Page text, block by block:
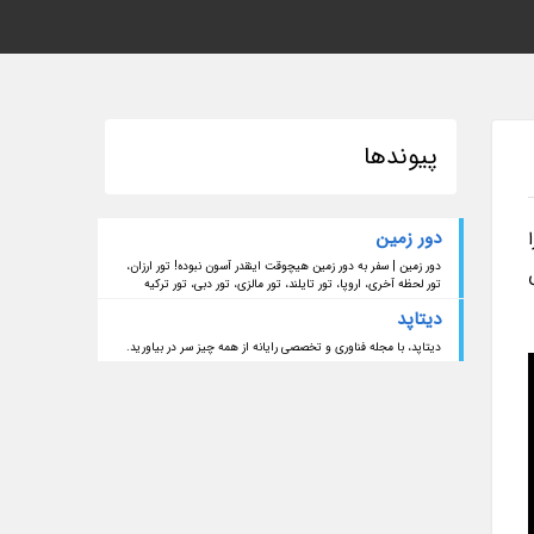
پیوندها
دور زمین
دور زمین | سفر به دور زمین هیچوقت اینقدر آسون نبوده! تور ارزان،
تور لحظه آخری، اروپا، تور تایلند، تور مالزی، تور دبی، تور ترکیه
دیتاپد
دیتاپد، با مجله فناوری و تخصصی رایانه از همه چیز سر در بیاورید.